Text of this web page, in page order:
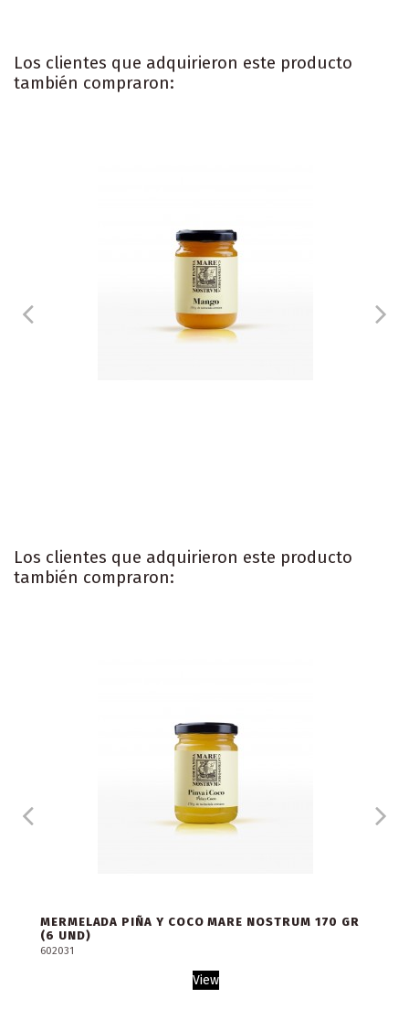
Los clientes que adquirieron este producto
también compraron:
Los clientes que adquirieron este producto
también compraron:
MERMELADA PIÑA Y COCO MARE NOSTRUM 170 GR
(6 UND)
602031
View